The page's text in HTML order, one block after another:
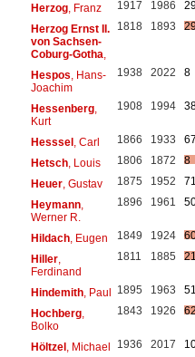
Herzog, Franz 1917 1986
Herzog Ernst II.
von Sachsen-
Coburg-Gotha
1818 1893 29
Hespos , Hans-
Joachim
1938 2022 8
Hessenberg,
Kurt
1908 1994
Hesssel, Carl 1866 1933
67
Hetsch, Louis 1806 1872
8
Heuer, Gustav 1875 1952
71
Heymann,
Werner R.
1896 1961
Hildach, Eugen 1849 1924
Hiller,
Ferdinand
1811 1885 21
Hindemith, Paul 1895 1963
51
Hochberg,
Bolko
1843 1926 62
Höltzel, Michael 1936 2017